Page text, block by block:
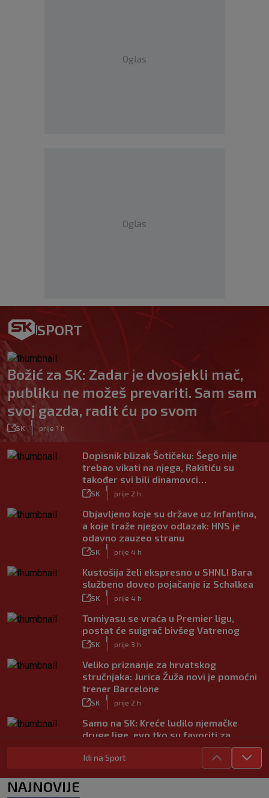
Oglas
Oglas
SPORT
Božić za SK: Zadar je dvosjekli mač,
publiku ne možeš prevariti. Sam sam
svoj gazda, radit ću po svom
SK prije 1 h
Dopisnik blizak Šotičeku: Šego nije
trebao vikati na njega, Rakitiću su
također svi bili dinamovci…
SK prije 2 h
Objavljeno koje su države uz Infantina,
a koje traže njegov odlazak: HNS je
odavno zauzeo stranu
SK prije 4 h
Kustošija želi ekspresno u SHNL! Bara
službeno doveo pojačanje iz Schalkea
SK prije 4 h
Tomiyasu se vraća u Premier ligu,
postat će suigrač bivšeg Vatrenog
SK prije 3 h
Veliko priznanje za hrvatskog
stručnjaka: Jurica Žuža novi je pomoćni
trener Barcelone
SK prije 2 h
Samo na SK: Kreće ludilo njemačke
druge lige, evo tko su favoriti za
SK
|
prije 5 h
Trener Istre uoči Poljuda: Prvenstvo je
Idi na Sport
NAJNOVIJE